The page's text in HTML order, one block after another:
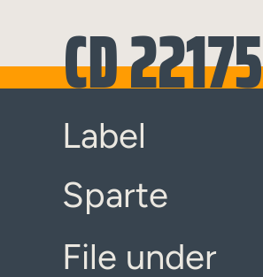
CD 22175
Label
Sparte
File under